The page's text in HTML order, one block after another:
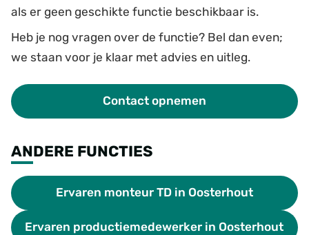
als er geen geschikte functie beschikbaar is.
Heb je nog vragen over de functie? Bel dan even;
we staan voor je klaar met advies en uitleg.
Contact opnemen
ANDERE FUNCTIES
Ervaren monteur TD in Oosterhout
Ervaren productiemedewerker in Oosterhout